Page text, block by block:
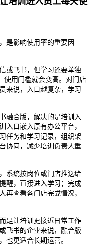
是影响使用率的重要因
或飞书，但学习还要单独
使用门槛就会变高。对门店
来说，入口越复杂，学习
融合版，解决的是培训入
入口嵌入原有办公平台，
任务和学习记录，组织架
协同，减少培训负责人重
系统按岗位或门店推送给
醒，直接进入学习；完成
再查看各门店完成情况，
是让培训更接近日常工作
飞书的企业来说，融合版
也更适合长期运营。